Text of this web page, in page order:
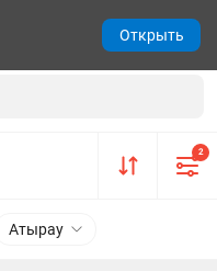
2
Атырау
Открыть